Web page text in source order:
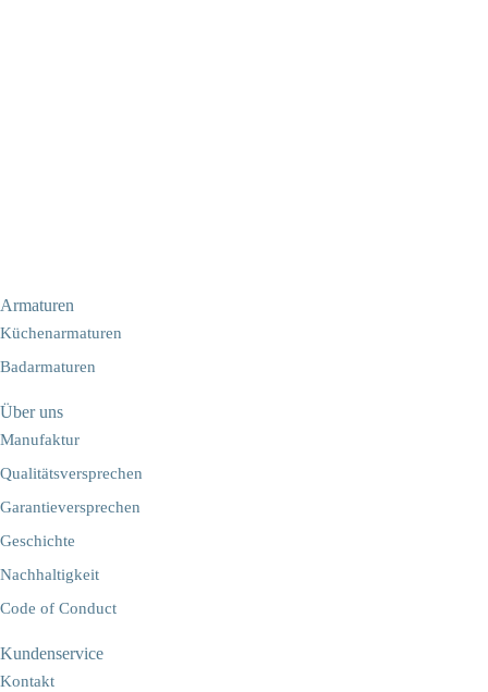
Armaturen
Küchenarmaturen
Badarmaturen
Über uns
Manufaktur
Qualitätsversprechen
Garantieversprechen
Geschichte
Nachhaltigkeit
Code of Conduct
Kundenservice
Kontakt